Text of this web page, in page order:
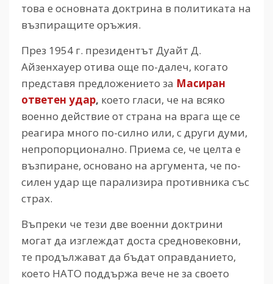
това е основната доктрина в политиката на
възпиращите оръжия.
През 1954 г. президентът Дуайт Д.
Айзенхауер отива още по-далеч, когато
представя предложението за Масиран
ответен удар, което гласи, че на всяко
военно действие от страна на врага ще се
реагира много по-силно или, с други думи,
непропорционално. Приема се, че целта е
възпиране, основано на аргумента, че по-
силен удар ще парализира противника със
страх.
Въпреки че тези две военни доктрини
могат да изглеждат доста средновековни,
те продължават да бъдат оправданието,
което НАТО поддържа вече не за своето